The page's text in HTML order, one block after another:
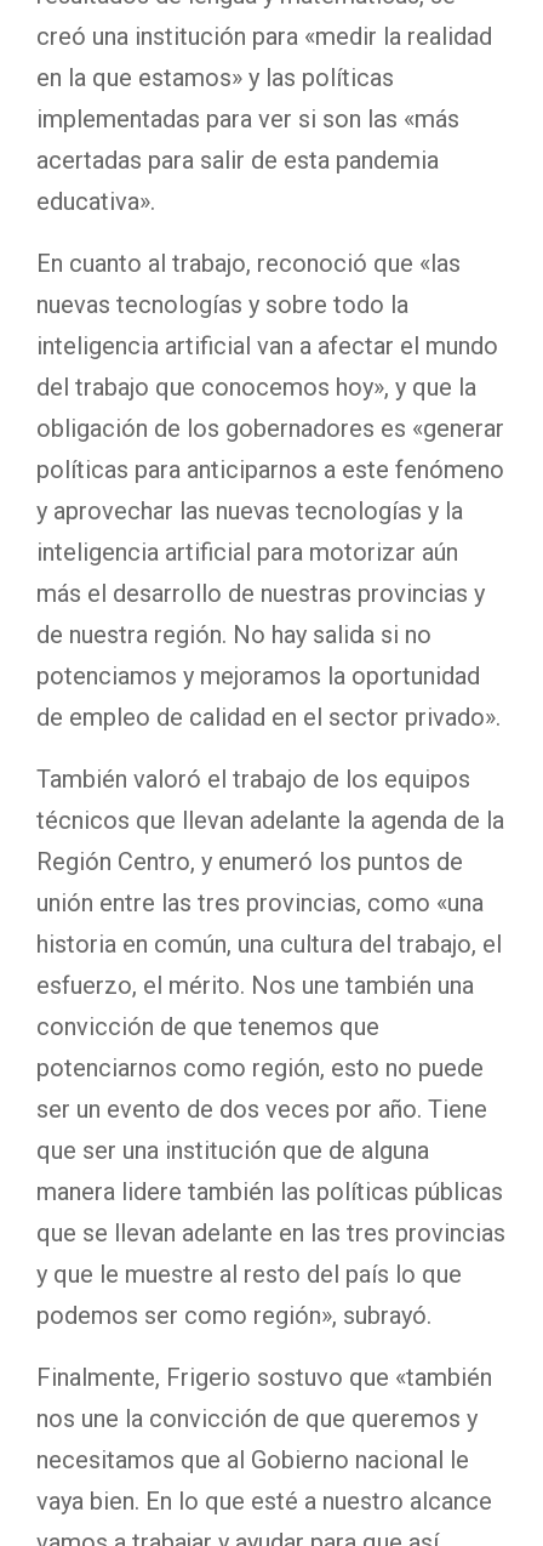
creó una institución para «medir la realidad
en la que estamos» y las políticas
implementadas para ver si son las «más
acertadas para salir de esta pandemia
educativa».
En cuanto al trabajo, reconoció que «las
nuevas tecnologías y sobre todo la
inteligencia artificial van a afectar el mundo
del trabajo que conocemos hoy», y que la
obligación de los gobernadores es «generar
políticas para anticiparnos a este fenómeno
y aprovechar las nuevas tecnologías y la
inteligencia artificial para motorizar aún
más el desarrollo de nuestras provincias y
de nuestra región. No hay salida si no
potenciamos y mejoramos la oportunidad
de empleo de calidad en el sector privado».
También valoró el trabajo de los equipos
técnicos que llevan adelante la agenda de la
Región Centro, y enumeró los puntos de
unión entre las tres provincias, como «una
historia en común, una cultura del trabajo, el
esfuerzo, el mérito. Nos une también una
convicción de que tenemos que
potenciarnos como región, esto no puede
ser un evento de dos veces por año. Tiene
que ser una institución que de alguna
manera lidere también las políticas públicas
que se llevan adelante en las tres provincias
y que le muestre al resto del país lo que
podemos ser como región», subrayó.
Finalmente, Frigerio sostuvo que «también
nos une la convicción de que queremos y
necesitamos que al Gobierno nacional le
vaya bien. En lo que esté a nuestro alcance